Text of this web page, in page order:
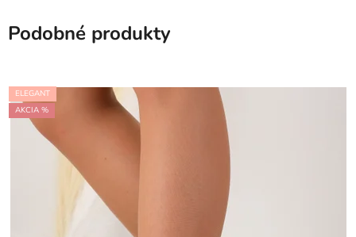
Podobné produkty
ELEGANT
AKCIA %